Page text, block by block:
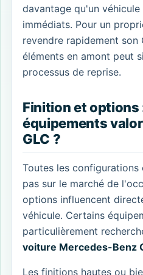
davantage qu'un
immédiats. Pour un
revendre rapidement son
éléments en amont peut
processus de reprise.
Finition et options
équipements
GLC ?
Toutes les configurations
pas sur le marché de
options influencent
véhicule. Certains
particulièrement
voiture Mercedes-Benz
Les finitions hautes ou